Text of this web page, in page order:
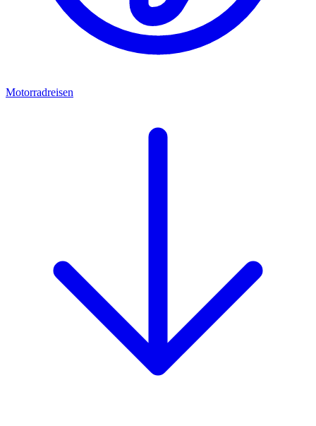
Motorradreisen